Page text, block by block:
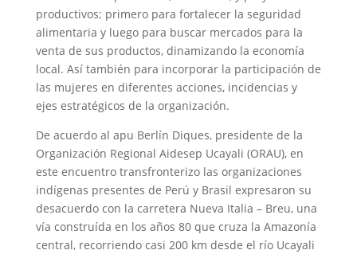
productivos; primero para fortalecer la seguridad
alimentaria y luego para buscar mercados para la
venta de sus productos, dinamizando la economía
local. Así también para incorporar la participación de
las mujeres en diferentes acciones, incidencias y
ejes estratégicos de la organización.
De acuerdo al apu Berlín Diques, presidente de la
Organización Regional Aidesep Ucayali (ORAU), en
este encuentro transfronterizo las organizaciones
indígenas presentes de Perú y Brasil expresaron su
desacuerdo con la carretera Nueva Italia – Breu, una
vía construída en los años 80 que cruza la Amazonía
central, recorriendo casi 200 km desde el río Ucayali